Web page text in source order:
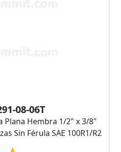
08-06T
Plana Hembra 1/2" x 3/8"
Sin Férula SAE 100R1/R2